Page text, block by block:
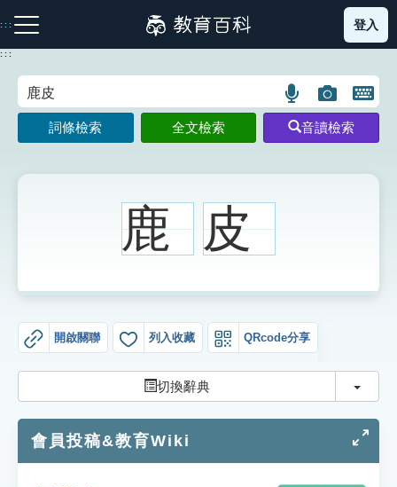
到
主
:::
注音索引圖示 筆畫索引圖示 部首索引表圖示
生字詞彙表
知識索引
登入
:::
語
言
搜
圖
片
搜
開
鍵
圖
詞條檢索 全文檢索 音讀檢索
鹿 皮
開啟關聯 列入收藏 QRcode分享
切換辭典 切換
會員投稿&教育Wiki